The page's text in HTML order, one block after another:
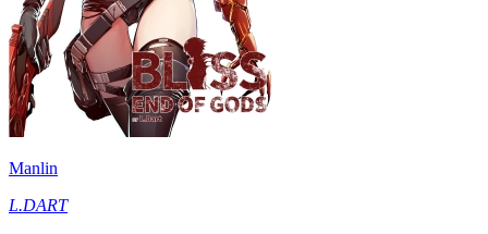
Manlin
L.DART